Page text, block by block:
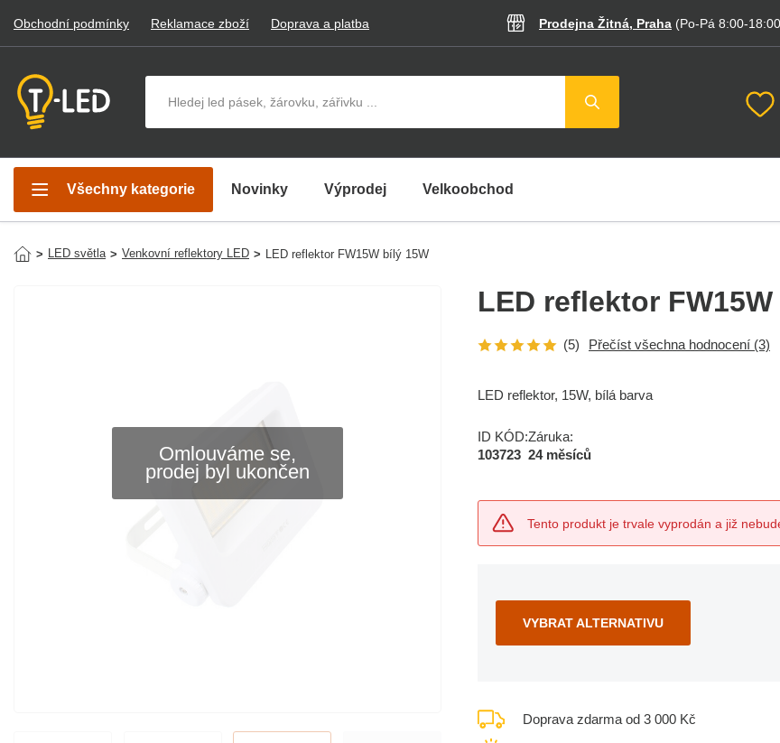
Obchodní podmínky Reklamace zboží Doprava a platba Prodejna Žitná, Praha (Po-Pá 8:00-18:00
Všechny kategorie Novinky Výprodej Velkoobchod
> LED světla > Venkovní reflektory LED > LED reflektor FW15W bílý 15W
Omlouváme se,
prodej byl ukončen
LED reflektor
(5) Přečíst všechna hodnocení (3)
LED reflektor, 15W, bílá barva
ID KÓD:
103723
Záruka:
24 měsíců
Tento produkt je trvale vyprodán a již
VYBRAT ALTERNATIVU
Doprava zdarma od 3 000 Kč